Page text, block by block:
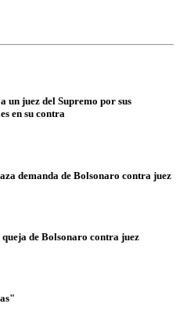
un juez del Supremo por sus
en su contra
demanda de Bolsonaro contra juez
de Bolsonaro contra juez